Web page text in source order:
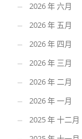
2026 年 六月
2026 年 五月
2026 年 四月
2026 年 三月
2026 年 二月
2026 年 一月
2025 年 十二月